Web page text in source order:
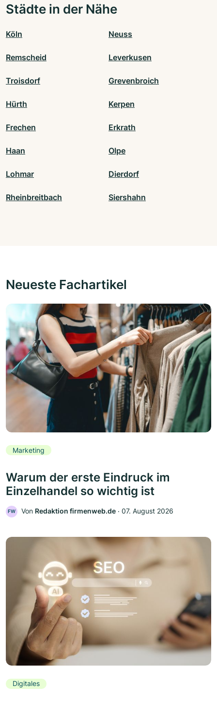
Städte in der Nähe
Köln Neuss
Remscheid Leverkusen
Troisdorf Grevenbroich
Hürth Kerpen
Frechen Erkrath
Haan Olpe
Lohmar Dierdorf
Rheinbreitbach Siershahn
Neueste Fachartikel
Marketing
Warum der erste Eindruck im
Einzelhandel so wichtig ist
FW Von Redaktion firmenweb.de ‧ 07. August 2026
Digitales